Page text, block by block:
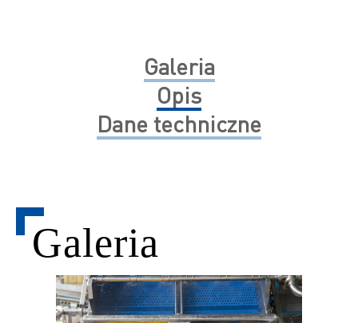
Galeria
Opis
Dane techniczne
Galeria